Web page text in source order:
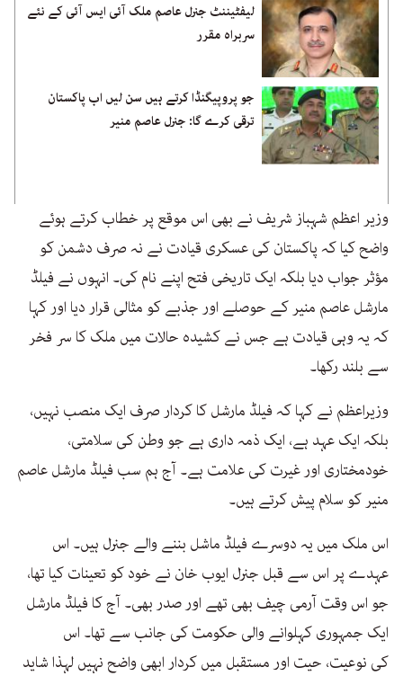
لیفٹیننٹ جنرل عاصم ملک آئی ایس آئی کے نئے
سربراہ مقرر
جو پروپیگنڈا کرتے ہیں سن لیں اب پاکستان
ترقی کرے گا: جنرل عاصم منیر
وزیر اعظم شہباز شریف نے بھی اس موقع پر خطاب کرتے ہوئے
واضح کیا کہ پاکستان کی عسکری قیادت نے نہ صرف دشمن کو
مؤثر جواب دیا بلکہ ایک تاریخی فتح اپنے نام کی۔ انہوں نے فیلڈ
مارشل عاصم منیر کے حوصلے اور جذبے کو مثالی قرار دیا اور کہا
کہ یہ وہی قیادت ہے جس نے کشیدہ حالات میں ملک کا سر فخر
سے بلند رکھا۔
وزیراعظم نے کہا کہ فیلڈ مارشل کا کردار صرف ایک منصب نہیں،
بلکہ ایک عہد ہے، ایک ذمہ داری ہے جو وطن کی سلامتی،
خودمختاری اور غیرت کی علامت ہے۔ آج ہم سب فیلڈ مارشل عاصم
منیر کو سلام پیش کرتے ہیں۔
اس ملک میں یہ دوسرے فیلڈ ماشل بننے والے جنرل ہیں۔ اس
عہدے پر اس سے قبل جنرل ایوب خان نے خود کو تعینات کیا تھا،
جو اس وقت آرمی چیف بھی تھے اور صدر بھی۔ آج کا فیلڈ مارشل
ایک جمہوری کہلوانے والی حکومت کی جانب سے تھا۔ اس
کی نوعیت، حیت اور مستقبل میں کردار ابھی واضح نہیں لہذا شاید